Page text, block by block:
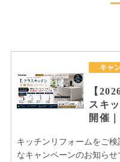
キャ
【
スキ
開催
キッチンリフォームをご
なキャンペーンのお知ら